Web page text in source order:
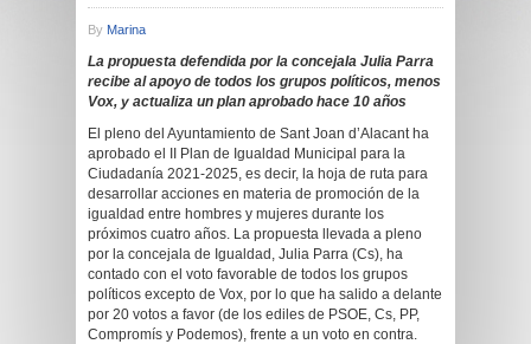
By Marina
La propuesta defendida por la concejala Julia Parra
recibe al apoyo de todos los grupos políticos, menos
Vox, y actualiza un plan aprobado hace 10 años
El pleno del Ayuntamiento de Sant Joan d’Alacant ha
aprobado el II Plan de Igualdad Municipal para la
Ciudadanía 2021-2025, es decir, la hoja de ruta para
desarrollar acciones en materia de promoción de la
igualdad entre hombres y mujeres durante los
próximos cuatro años. La propuesta llevada a pleno
por la concejala de Igualdad, Julia Parra (Cs), ha
contado con el voto favorable de todos los grupos
políticos excepto de Vox, por lo que ha salido a delante
por 20 votos a favor (de los ediles de PSOE, Cs, PP,
Compromís y Podemos), frente a un voto en contra.